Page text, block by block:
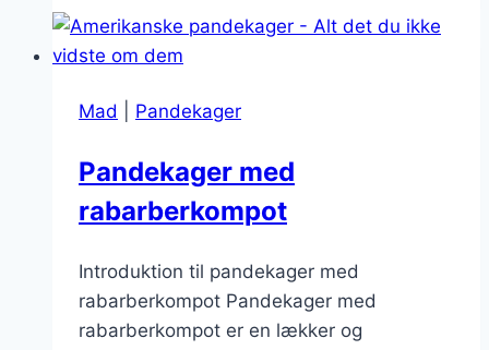
bagt
uden
Mad
Pandekager
Pandekager med
rabarberkompot
Introduktion til pandekager med
rabarberkompot Pandekager med
rabarberkompot er en lækker og